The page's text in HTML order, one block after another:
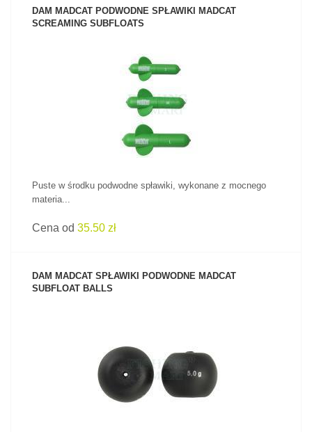
DAM MADCAT PODWODNE SPŁAWIKI MADCAT
SCREAMING SUBFLOATS
ZOBACZ PRODUKT
Puste w środku podwodne spławiki, wykonane z mocnego
materia...
Cena od 35.50 zł
DAM MADCAT SPŁAWIKI PODWODNE MADCAT
SUBFLOAT BALLS
ZOBACZ PRODUKT